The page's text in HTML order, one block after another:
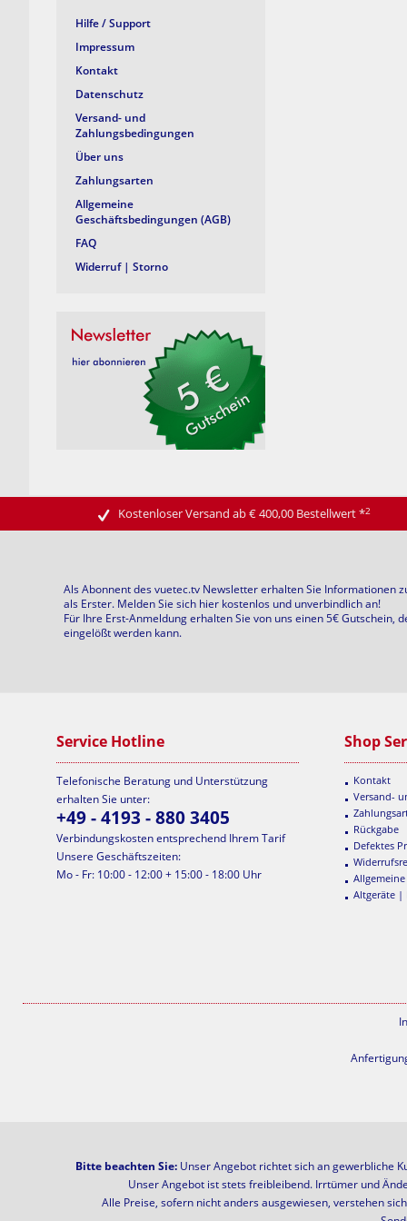
Hilfe / Support
Impressum
Kontakt
Datenschutz
Versand- und
Zahlungsbedingungen
Über uns
Zahlungsarten
Allgemeine
Geschäftsbedingungen (AGB)
FAQ
Widerruf | Storno
Kostenloser Versand ab € 400,00 Bestellwert*2
Als Abonnent des vuetec.tv Newsletter erhalten Sie Informationen
als Erster. Melden Sie sich hier kostenlos und unverbindlich an!
Für Ihre Erst-Anmeldung erhalten Sie von uns einen 5€ Gutschein,
eingelößt werden kann.
Service Hotline
Telefonische Beratung und Unterstützung
erhalten Sie unter:
+49 - 4193 - 880 3405
Verbindungskosten entsprechend Ihrem Tarif
Unsere Geschäftszeiten:
Mo - Fr: 10:00 - 12:00 + 15:00 - 18:00 Uhr
Shop
Kontakt
Versand-
Rückgabe
Defektes
Altgeräte |
Bitte beachten Sie: Unser Angebot richtet sich an gewerbliche
Unser Angebot ist stets freibleibend. Irrtümer und
Alle Preise, sofern nicht anders ausgewiesen, verstehen